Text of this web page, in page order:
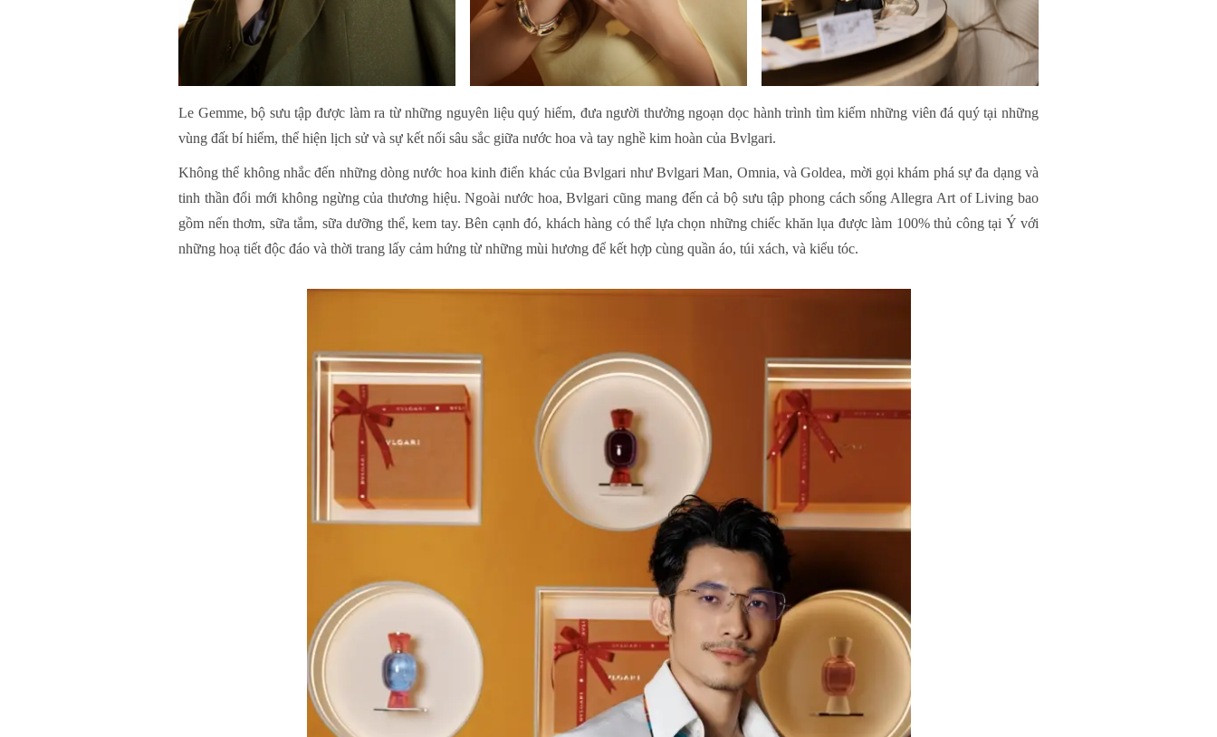
Le Gemme, bộ sưu tập được làm ra từ những nguyên liệu quý hiếm, đưa người thưởng ngoạn dọc hành trình tìm kiếm những viên đá quý tại những
vùng đất bí hiểm, thể hiện lịch sử và sự kết nối sâu sắc giữa nước hoa và tay nghề kim hoàn của Bvlgari.
Không thể không nhắc đến những dòng nước hoa kinh điển khác của Bvlgari như Bvlgari Man, Omnia, và Goldea, mời gọi khám phá sự đa dạng và
tinh thần đổi mới không ngừng của thương hiệu. Ngoài nước hoa, Bvlgari cũng mang đến cả bộ sưu tập phong cách sống Allegra Art of Living bao
gồm nến thơm, sữa tắm, sữa dưỡng thể, kem tay. Bên cạnh đó, khách hàng có thể lựa chọn những chiếc khăn lụa được làm 100% thủ công tại Ý với
những hoạ tiết độc đáo và thời trang lấy cảm hứng từ những mùi hương để kết hợp cùng quần áo, túi xách, và kiểu tóc.